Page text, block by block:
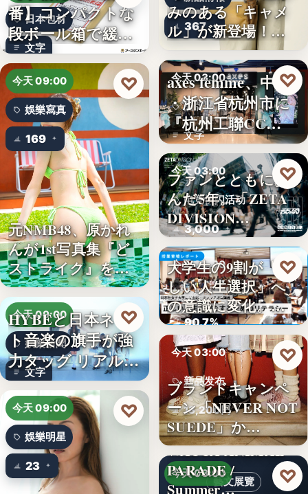
日本包材
文字
番】コンパクトな
段ボール箱で緩衝
材の節約…
今天 09:00
娛樂寫真
169
元NMB48、原かれ
んが1st写真集『ど
ストライク』を…
♡
今天 09:00
娛樂新聞
文字
HYBEと日本ネッ
ト音楽の旗手が強
力タッグ リアル×
バー…
♡
今天 09:00
娛樂明星
23
♡
367
みのある「キャメ
ル」が新登場！毎
今天 03:00
品牌開店
文字
axes femme、中国
・浙江省杭州市に
『杭州工聯CC…
♡
今天 03:00
电竞快闪活动
3,000
ファンとともに歩
んだ5年。「ZETA
DIVISION…
♡
今天 03:00
金融教育
90.7%
大学生の9割が「正
しい人生選択」へ
の意識に変化。ブ
ロード…
♡
今天 03:00
新品发布
13,200円
ブランドキャンペ
ーン「NEVER NOT
SUEDE」か…
♡
藝文展覽
今天 03:00
WACCA ANIMAL
PARADE /
Summer…
♡